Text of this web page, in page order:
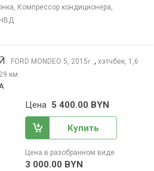
Компрессор кондиционера,
FORD MONDEO 5, 2015г. , хэтчбек, 1,6
км
Цена 5 400.00 BYN
Купить
Цена в разобранном виде
3 000.00 BYN